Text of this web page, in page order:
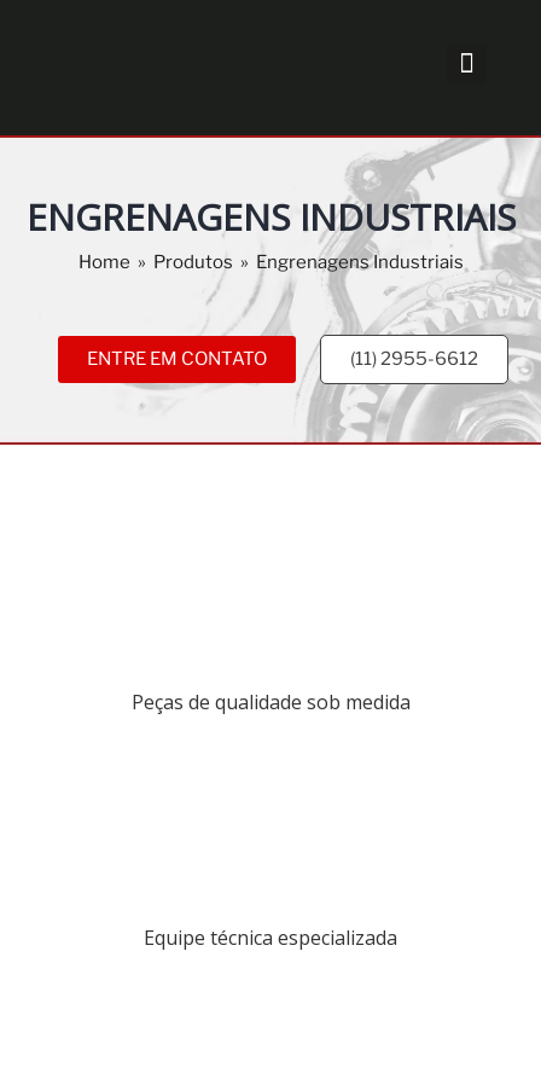
ENGRENAGENS INDUSTRIAIS
Home » Produtos » Engrenagens Industriais
ENTRE EM CONTATO (11) 2955-6612
Peças de qualidade sob medida
Equipe técnica especializada